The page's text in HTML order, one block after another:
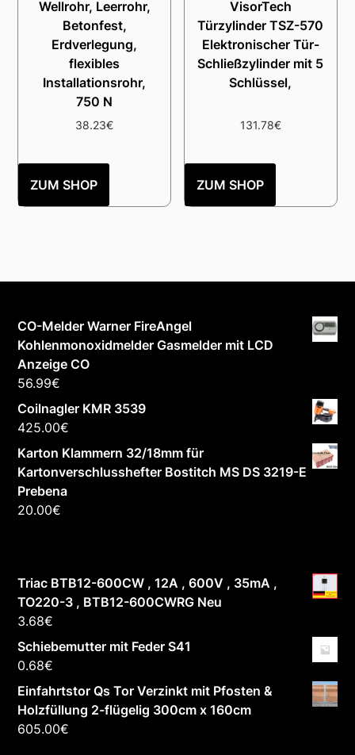
Wellrohr, Leerrohr,
Betonfest,
Erdverlegung,
flexibles
Installationsrohr,
750 N
38.23€
ZUM SHOP
VisorTech
Türzylinder TSZ-570
Elektronischer Tür-
Schließzylinder mit 5
Schlüssel,
131.78€
ZUM SHOP
CO-Melder Warner FireAngel
Kohlenmonoxidmelder Gasmelder mit LCD
Anzeige CO
56.99€
Coilnagler KMR 3539
425.00€
Karton Klammern 32/18mm für
Kartonverschlusshefter Bostitch MS DS 3219-E
Prebena
20.00€
Triac BTB12-600CW , 12A , 600V , 35mA ,
TO220-3 , BTB12-600CWRG Neu
3.68€
Schiebemutter mit Feder S41
0.68€
Einfahrtstor Qs Tor Verzinkt mit Pfosten &
Holzfüllung 2-flügelig 300cm x 160cm
605.00€